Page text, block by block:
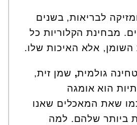
לבריאות, בשנים
מבחינת הקלוריות כל
גולמית, שמן זית,
הוא אומגה
שאת המאכלים שאנו
ביותר שלהם. למה